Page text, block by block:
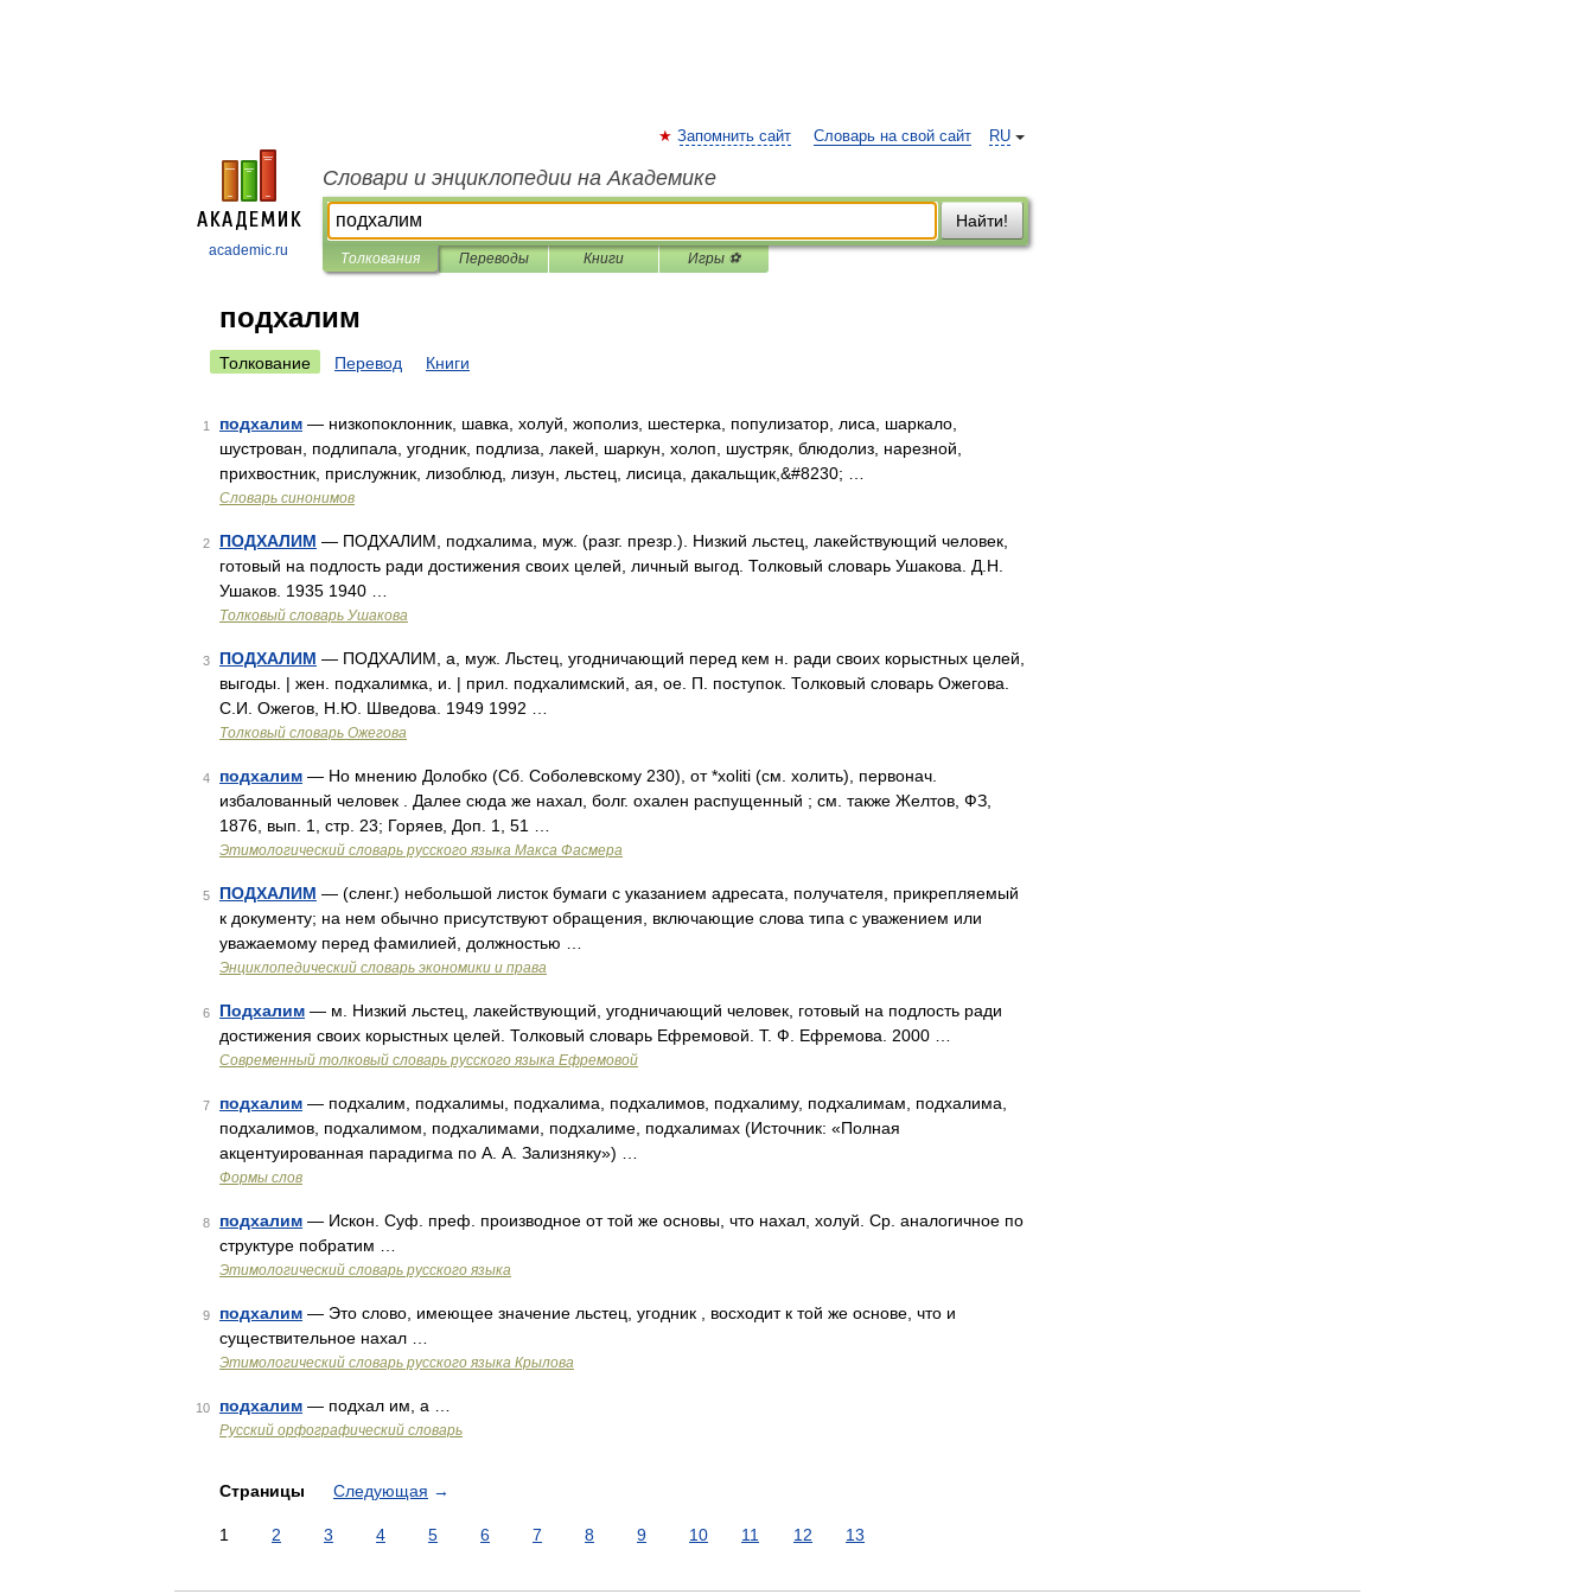
academic.ru
RU
Запомнить сайт Словарь на свой сайт
Словари и энциклопедии на Академике
Найти!
Толкования Переводы Книги Игры ⚽
подхалим
Толкование Перевод Книги
1 подхалим — низкопоклонник, шавка, холуй, жополиз, шестерка, популизатор, лиса, шаркало,
шустрован, подлипала, угодник, подлиза, лакей, шаркун, холоп, шустряк, блюдолиз, нарезной,
прихвостник, прислужник, лизоблюд, лизун, льстец, лисица, дакальщик,&#8230; …
Словарь синонимов
2 ПОДХАЛИМ — ПОДХАЛИМ, подхалима, муж. (разг. презр.). Низкий льстец, лакействующий человек,
готовый на подлость ради достижения своих целей, личный выгод. Толковый словарь Ушакова. Д.Н.
Ушаков. 1935 1940 …
Толковый словарь Ушакова
3 ПОДХАЛИМ — ПОДХАЛИМ, а, муж. Льстец, угодничающий перед кем н. ради своих корыстных целей,
выгоды. | жен. подхалимка, и. | прил. подхалимский, ая, ое. П. поступок. Толковый словарь Ожегова.
С.И. Ожегов, Н.Ю. Шведова. 1949 1992 …
Толковый словарь Ожегова
4 подхалим — Но мнению Долобко (Сб. Соболевскому 230), от *хoliti (см. холить), первонач.
избалованный человек . Далее сюда же нахал, болг. охален распущенный ; см. также Желтов, ФЗ,
1876, вып. 1, стр. 23; Горяев, Доп. 1, 51 …
Этимологический словарь русского языка Макса Фасмера
5 ПОДХАЛИМ — (сленг.) небольшой листок бумаги с указанием адресата, получателя, прикрепляемый
к документу; на нем обычно присутствуют обращения, включающие слова типа с уважением или
уважаемому перед фамилией, должностью …
Энциклопедический словарь экономики и права
6 Подхалим — м. Низкий льстец, лакействующий, угодничающий человек, готовый на подлость ради
достижения своих корыстных целей. Толковый словарь Ефремовой. Т. Ф. Ефремова. 2000 …
Современный толковый словарь русского языка Ефремовой
7 подхалим — подхалим, подхалимы, подхалима, подхалимов, подхалиму, подхалимам, подхалима,
подхалимов, подхалимом, подхалимами, подхалиме, подхалимах (Источник: «Полная
акцентуированная парадигма по А. А. Зализняку») …
Формы слов
8 подхалим — Искон. Суф. преф. производное от той же основы, что нахал, холуй. Ср. аналогичное по
структуре побратим …
Этимологический словарь русского языка
9 подхалим — Это слово, имеющее значение льстец, угодник , восходит к той же основе, что и
существительное нахал …
Этимологический словарь русского языка Крылова
10 подхалим — подхал им, а …
Русский орфографический словарь
Страницы Следующая →
1 2 3 4 5 6 7 8 9 10 11 12 13